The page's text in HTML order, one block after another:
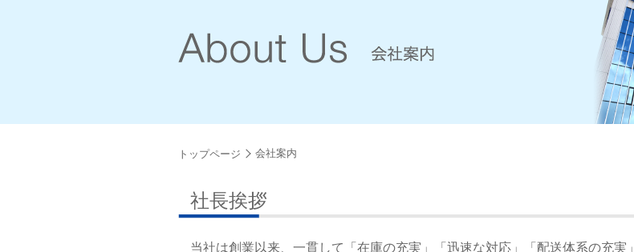
トップページ 会社案内
社長挨拶
当社は創業以来、一貫して「在庫の充実」「迅速な対応」「配送体系の充実」